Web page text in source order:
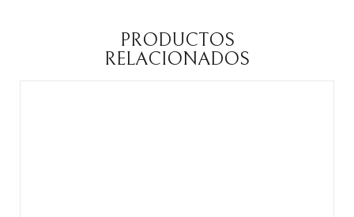
PRODUCTOS
RELACIONADOS